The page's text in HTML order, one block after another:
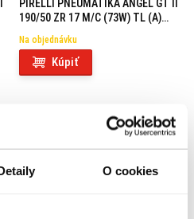
O cookies
PIRELLI PNEUMATIKA ANGEL GT II
190/50 ZR 17 M/C (73W) TL (A)
Na objednávku
Kúpiť